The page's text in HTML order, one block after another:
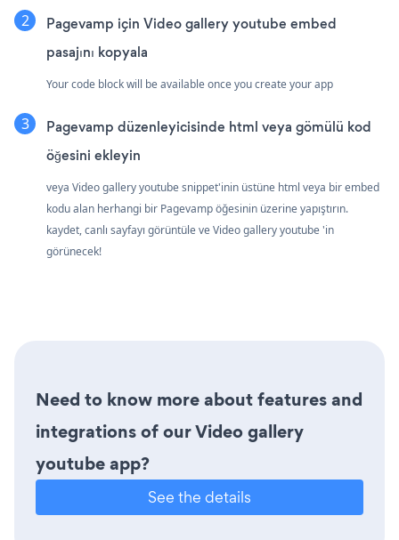
Pagevamp için Video gallery youtube embed
pasajını kopyala
Your code block will be available once you create your app
Pagevamp düzenleyicisinde html veya gömülü kod
öğesini ekleyin
veya Video gallery youtube snippet'inin üstüne html veya bir embed
kodu alan herhangi bir Pagevamp öğesinin üzerine yapıştırın.
kaydet, canlı sayfayı görüntüle ve Video gallery youtube 'in
görünecek!
Need to know more about features and
integrations of our Video gallery
youtube app?
See the details